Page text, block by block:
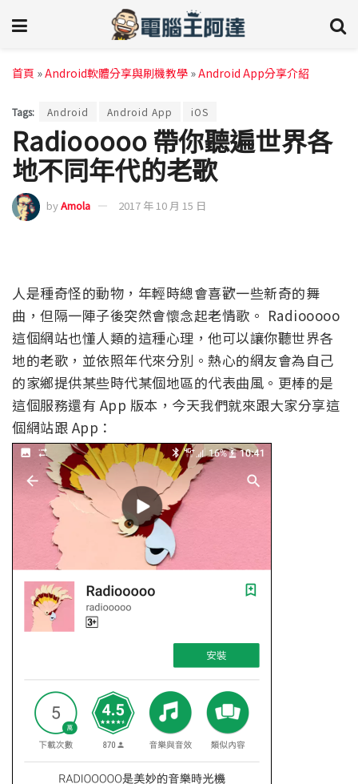
首頁 »Android軟體分享與刷機教學 »Android App分享介紹
Tags: Android Android App iOS
Radiooooo 帶你聽遍世界各
地不同年代的老歌
byAmola 2017 年 10 月 15 日
人是種奇怪的動物，年輕時總會喜歡一些新奇的舞
曲，但隔一陣子後突然會懷念起老情歌。 Radiooooo
這個網站也懂人類的這種心理，他可以讓你聽世界各
地的老歌，並依照年代來分別。熱心的網友會為自己
的家鄉提供某些時代某個地區的代表曲風。更棒的是
這個服務還有 App 版本，今天我們就來跟大家分享這
個網站跟 App：